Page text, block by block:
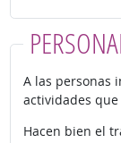
A las personas
actividades
Hacen bien el